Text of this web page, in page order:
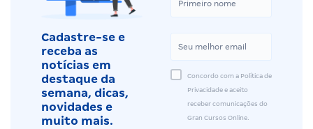
Cadastre-se e
receba as
notícias em
destaque da
semana, dicas,
novidades e
muito mais.
Concordo com a Política de
Privacidade e aceito
receber comunicações do
Gran Cursos Online.